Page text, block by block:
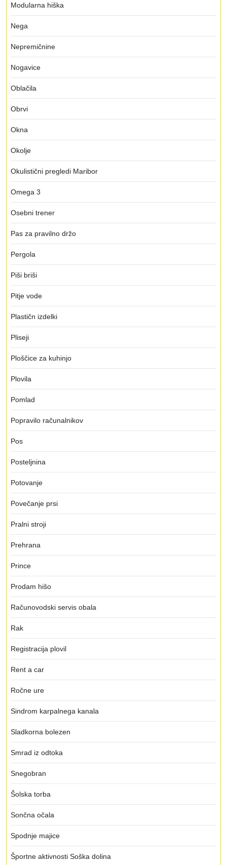
Modularna hiška
Nega
Nepremičnine
Nogavice
Oblačila
Obrvi
Okna
Okolje
Okulistični pregledi Maribor
Omega 3
Osebni trener
Pas za pravilno držo
Pergola
Piši briši
Pitje vode
Plastičn izdelki
Pliseji
Ploščice za kuhinjo
Plovila
Pomlad
Popravilo računalnikov
Pos
Posteljnina
Potovanje
Povečanje prsi
Pralni stroji
Prehrana
Prince
Prodam hišo
Računovodski servis obala
Rak
Registracija plovil
Rent a car
Ročne ure
Sindrom karpalnega kanala
Sladkorna bolezen
Smrad iz odtoka
Snegobran
Šolska torba
Sončna očala
Spodnje majice
Športne aktivnosti Soška dolina